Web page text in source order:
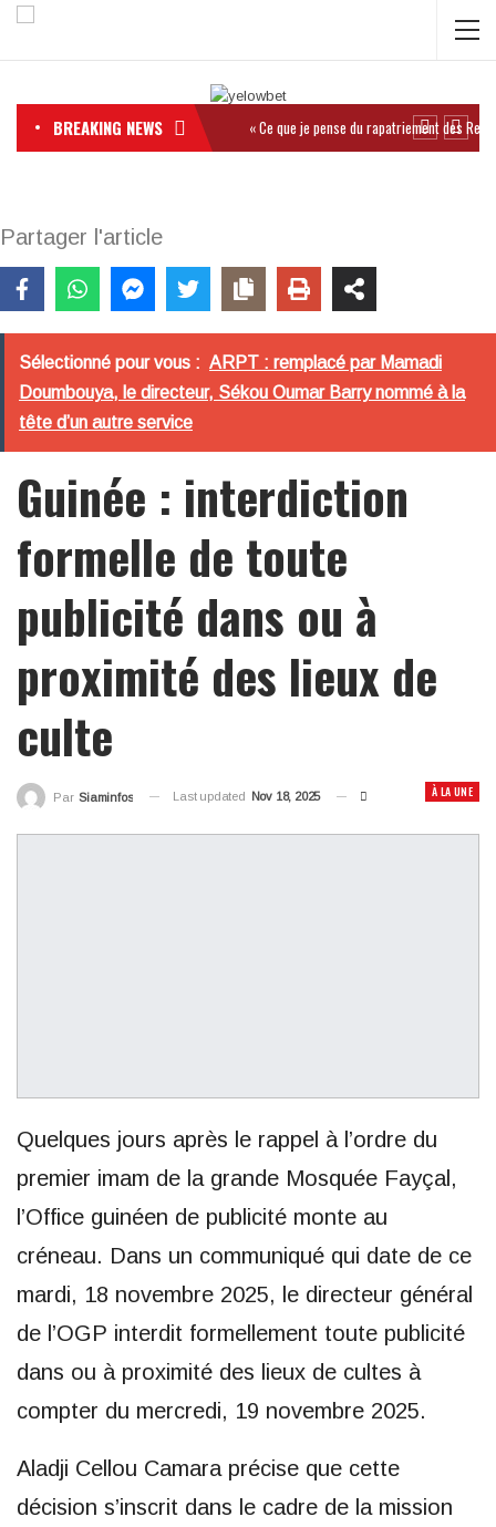
BREAKING NEWS
Partager l'article
Sélectionné pour vous : ARPT : remplacé par Mamadi
Doumbouya, le directeur, Sékou Oumar Barry nommé à la
tête d’un autre service
Guinée : interdiction
formelle de toute
publicité dans ou à
proximité des lieux de
culte
À LA UNE
Par Siaminfos Last updated Nov 18, 2025
Quelques jours après le rappel à l’ordre du
premier imam de la grande Mosquée Fayçal,
l’Office guinéen de publicité monte au
créneau. Dans un communiqué qui date de ce
mardi, 18 novembre 2025, le directeur général
de l’OGP interdit formellement toute publicité
dans ou à proximité des lieux de cultes à
compter du mercredi, 19 novembre 2025.
Aladji Cellou Camara précise que cette
décision s’inscrit dans le cadre de la mission